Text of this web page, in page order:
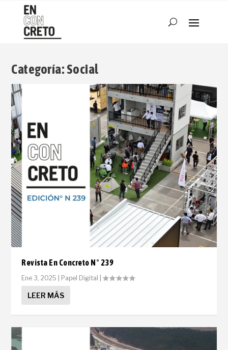
Categoría: Social
Revista En Concreto N° 239
Ene 3, 2025 Papel Digital |
LEER MÁS